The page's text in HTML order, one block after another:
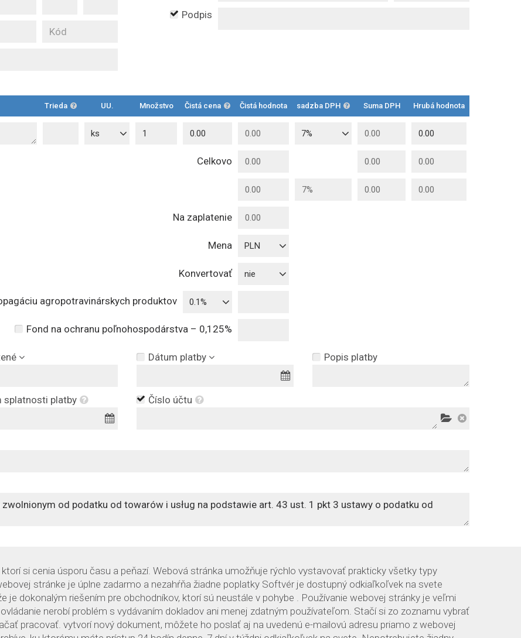
Podpis
Trieda UU. Množstvo Čistá cena Čistá hodnota sadzba DPH Suma DPH Hrubá hodnota
ks 7%
Celkovo
Na zaplatenie
Mena PLN
Konvertovať nie
agropotravinárskych produktov 0.1%
Fond na ochranu poľnohospodárstva – 0,125%
Dátum platby Popis platby
splatnosti platby Číslo účtu
si cenia úsporu času a peňazí. Webová stránka umožňuje rýchlo vystavovať prakticky všetky typy
stránke je úplne zadarmo a nezahŕňa žiadne poplatky Softvér je dostupný odkiaľkoľvek na svete
je dokonalým riešením pre obchodníkov, ktorí sú neustále v pohybe . Používanie webovej stránky je veľmi
nerobí problém s vydávaním dokladov ani menej zdatným používateľom. Stačí si zo zoznamu vybrať
pracovať. vytvorí nový dokument, môžete ho poslať aj na uvedenú e-mailovú adresu priamo z webovej